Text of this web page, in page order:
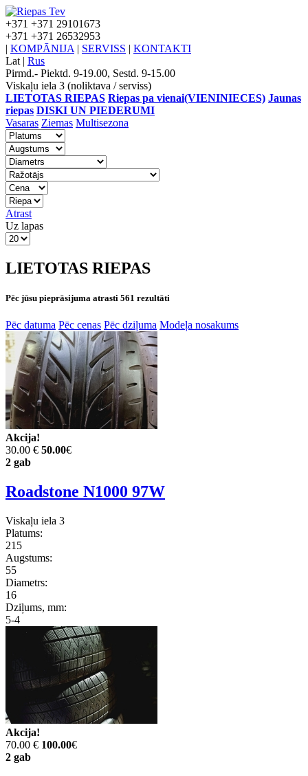
+371 +371 29101673
+371 +371 26532953
| KOMPĀNIJA | SERVISS | KONTAKTI
Lat | Rus
Pirmd.- Piektd. 9-19.00, Sestd. 9-15.00
Viskaļu iela 3 (noliktava / serviss)
LIETOTAS RIEPAS Riepas pa vienai(VIENINIECES) Jaunas
riepas DISKI UN PIEDERUMI
Vasaras Ziemas Multisezona
Atrast
Uz lapas
LIETOTAS RIEPAS
Pēc jūsu pieprāsijuma atrasti 561 rezultāti
Pēc datuma Pēc cenas Pēc dziļuma Modeļa nosakums
Akcija!
30.00 € 50.00€
2 gab
Roadstone N1000 97W
Viskaļu iela 3
Platums:
215
Augstums:
55
Diametrs:
16
Dziļums, mm:
5-4
Akcija!
70.00 € 100.00€
2 gab